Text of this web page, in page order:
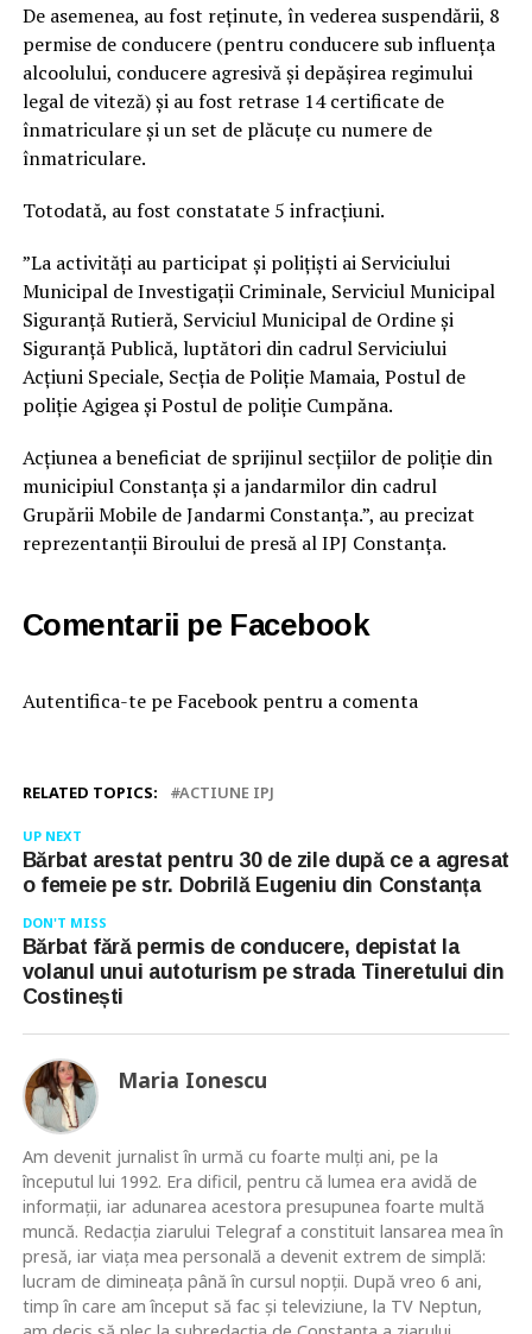
De asemenea, au fost reținute, în vederea suspendării, 8
permise de conducere (pentru conducere sub influența
alcoolului, conducere agresivă și depășirea regimului
legal de viteză) și au fost retrase 14 certificate de
înmatriculare și un set de plăcuțe cu numere de
înmatriculare.
Totodată, au fost constatate 5 infracțiuni.
”La activități au participat și polițiști ai Serviciului
Municipal de Investigații Criminale, Serviciul Municipal
Siguranță Rutieră, Serviciul Municipal de Ordine și
Siguranță Publică, luptători din cadrul Serviciului
Acțiuni Speciale, Secția de Poliție Mamaia, Postul de
poliție Agigea și Postul de poliție Cumpăna.
Acțiunea a beneficiat de sprijinul secțiilor de poliție din
municipiul Constanța și a jandarmilor din cadrul
Grupării Mobile de Jandarmi Constanța.”, au precizat
reprezentanții Biroului de presă al IPJ Constanța.
Comentarii pe Facebook
Autentifica-te pe Facebook pentru a comenta
RELATED TOPICS: ACTIUNE IPJ
UP NEXT
Bărbat arestat pentru 30 de zile după ce a agresat
o femeie pe str. Dobrilă Eugeniu din Constanța
DON'T MISS
Bărbat fără permis de conducere, depistat la
volanul unui autoturism pe strada Tineretului din
Costinești
Maria Ionescu
Am devenit jurnalist în urmă cu foarte mulţi ani, pe la
începutul lui 1992. Era dificil, pentru că lumea era avidă de
informaţii, iar adunarea acestora presupunea foarte multă
muncă. Redacţia ziarului Telegraf a constituit lansarea mea în
presă, iar viaţa mea personală a devenit extrem de simplă:
lucram de dimineaţa până în cursul nopţii. După vreo 6 ani,
timp în care am început să fac şi televiziune, la TV Neptun,